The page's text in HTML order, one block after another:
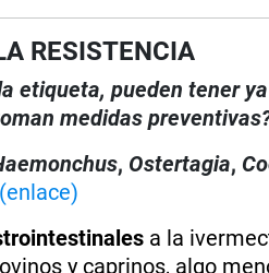
RESISTENCIA
etiqueta, pueden tener
medidas
, Ostertagia,
(enlace)
a la
y caprinos, algo